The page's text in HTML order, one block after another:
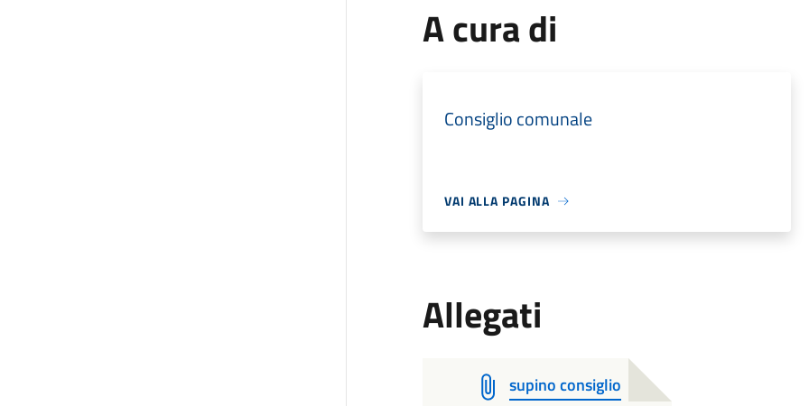
A cura di
Consiglio comunale
VAI ALLA PAGINA
Allegati
supino consiglio